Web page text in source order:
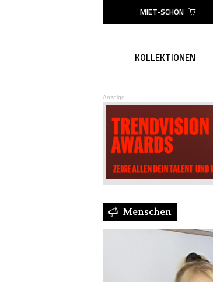
MIET-SCHÖN
KOLLEKTIONEN
Anzeige
Menschen